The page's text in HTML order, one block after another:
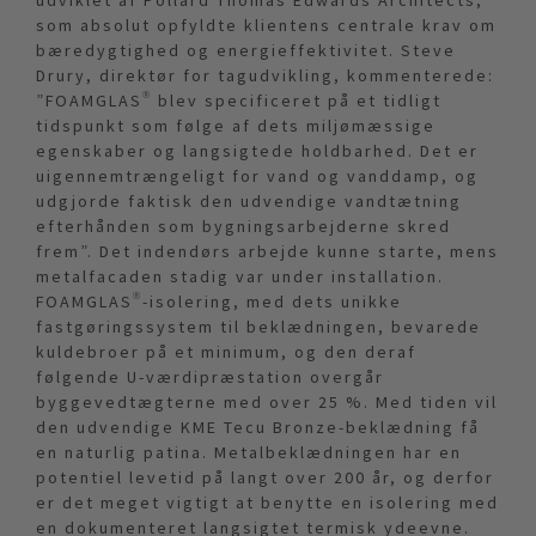
som absolut opfyldte klientens centrale krav om
bæredygtighed og energieffektivitet. Steve
Drury, direktør for tagudvikling, kommenterede:
”FOAMGLAS® blev specificeret på et tidligt
tidspunkt som følge af dets miljømæssige
egenskaber og langsigtede holdbarhed. Det er
uigennemtrængeligt for vand og vanddamp, og
udgjorde faktisk den udvendige vandtætning
efterhånden som bygningsarbejderne skred
frem”. Det indendørs arbejde kunne starte, mens
metalfacaden stadig var under installation.
FOAMGLAS®-isolering, med dets unikke
fastgøringssystem til beklædningen, bevarede
kuldebroer på et minimum, og den deraf
følgende U-værdipræstation overgår
byggevedtægterne med over 25 %. Med tiden vil
den udvendige KME Tecu Bronze-beklædning få
en naturlig patina. Metalbeklædningen har en
potentiel levetid på langt over 200 år, og derfor
er det meget vigtigt at benytte en isolering med
en dokumenteret langsigtet termisk ydeevne.